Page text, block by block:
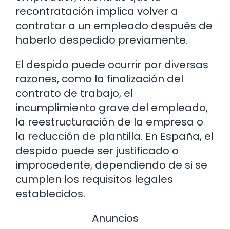
recontratación implica volver a
contratar a un empleado después de
haberlo despedido previamente.
El despido puede ocurrir por diversas
razones, como la finalización del
contrato de trabajo, el
incumplimiento grave del empleado,
la reestructuración de la empresa o
la reducción de plantilla. En España, el
despido puede ser justificado o
improcedente, dependiendo de si se
cumplen los requisitos legales
establecidos.
Anuncios